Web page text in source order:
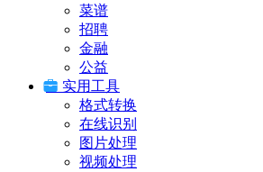
菜谱
招聘
金融
公益
实用工具
格式转换
在线识别
图片处理
视频处理